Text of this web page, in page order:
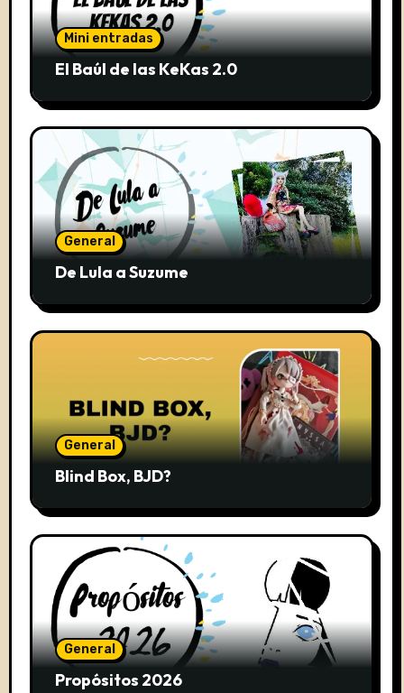
Mini entradas
El Baúl de las KeKas 2.0
General
De Lula a Suzume
General
Blind Box, BJD?
General
Propósitos 2026